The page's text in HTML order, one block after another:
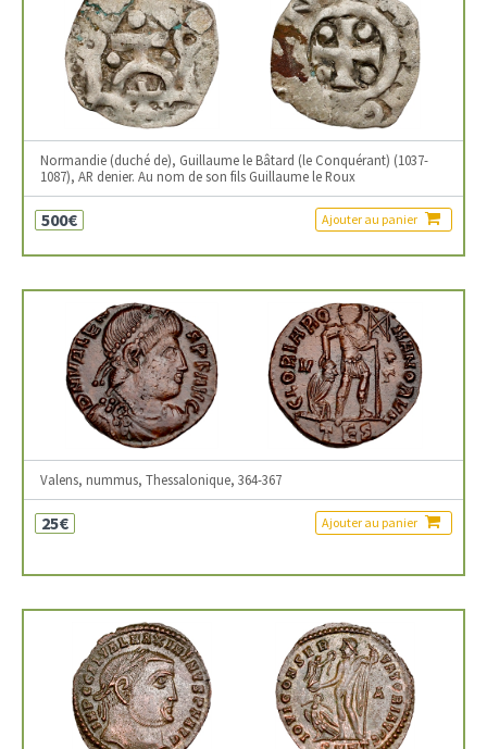
Normandie (duché de), Guillaume le Bâtard (le Conquérant) (1037-
1087), AR denier. Au nom de son fils Guillaume le Roux
500€ Ajouter au panier
Valens, nummus, Thessalonique, 364-367
25€ Ajouter au panier